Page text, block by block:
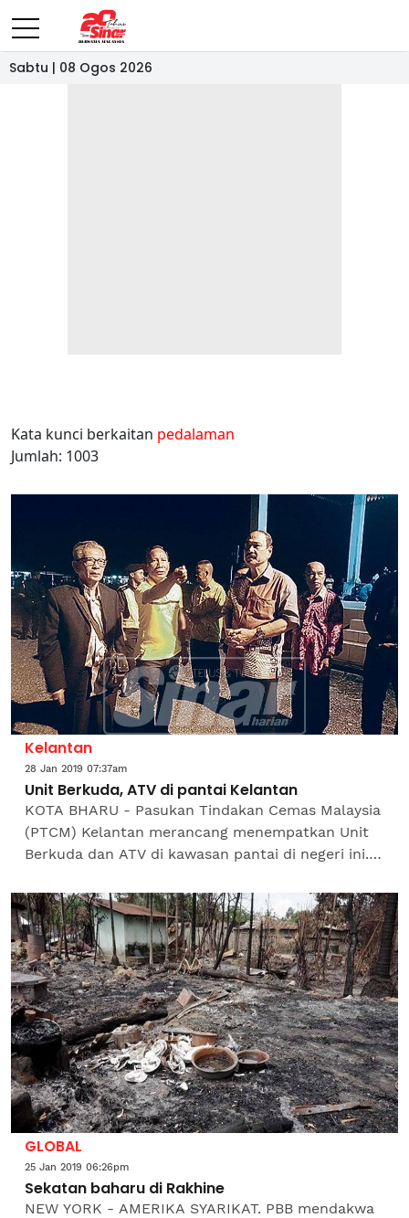
Sabtu | 08 Ogos 2026
Kata kunci berkaitan pedalaman
Jumlah: 1003
Kelantan
28 Jan 2019 07:37am
Unit Berkuda, ATV di pantai Kelantan
KOTA BHARU - Pasukan Tindakan Cemas Malaysia
(PTCM) Kelantan merancang menempatkan Unit
Berkuda dan ATV di kawasan pantai di negeri ini.
(Munsyi) Muslim Yaakob...
GLOBAL
25 Jan 2019 06:26pm
Sekatan baharu di Rakhine
NEW YORK - AMERIKA SYARIKAT. PBB mendakwa